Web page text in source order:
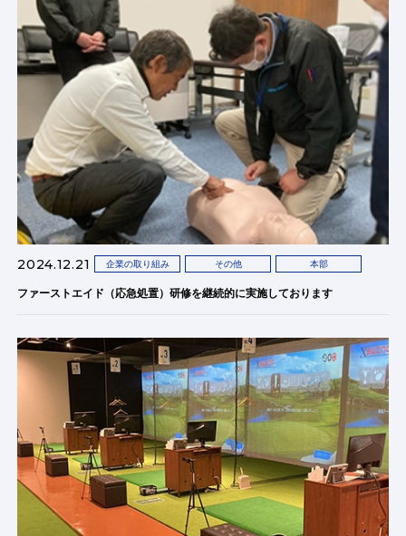
2024.12.21 企業の取り組み その他 本部
ファーストエイド（応急処置）研修を継続的に実施しております